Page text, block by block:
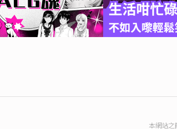
本網站之